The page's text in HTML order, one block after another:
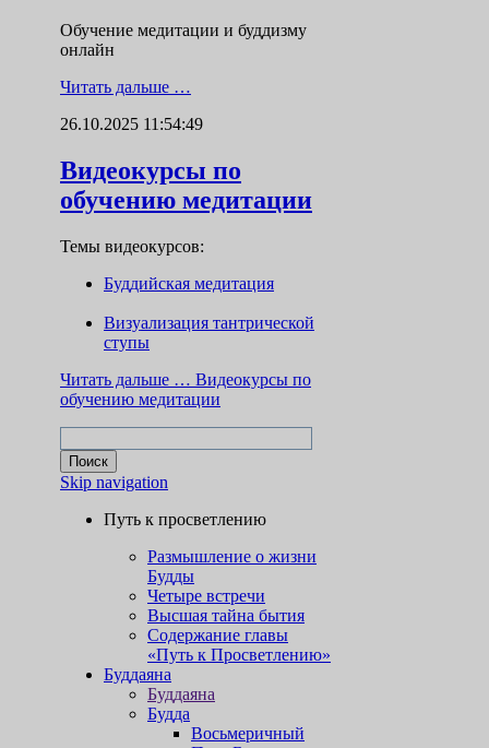
Обучение медитации и буддизму
онлайн
Читать дальше …
26.10.2025 11:54:49
Видеокурсы по
обучению медитации
Темы видеокурсов:
Буддийская медитация
Визуализация тантрической
ступы
Читать дальше … Видеокурсы по
обучению медитации
Skip navigation
Путь к просветлению
Размышление о жизни
Будды
Четыре встречи
Высшая тайна бытия
Содержание главы
«Путь к Просветлению»
Буддаяна
Буддаяна
Будда
Восьмеричный